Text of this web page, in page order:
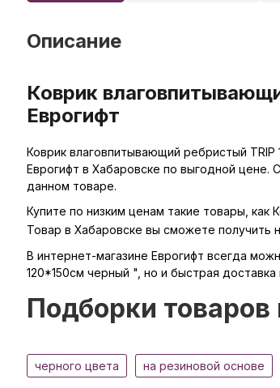
Описание
Коврик
Еврогифт
Коврик влаговпитывающий ребристый
Еврогифт в Хабаровске по выгодной цене.
данном товаре.
Купите по низким ценам такие товары, как
Товар в Хабаровске вы сможете получить
В интернет-магазине Еврогифт всегда
120*150см черный ", но и быстрая
Подборки товаров
черного цвета на резиновой основе